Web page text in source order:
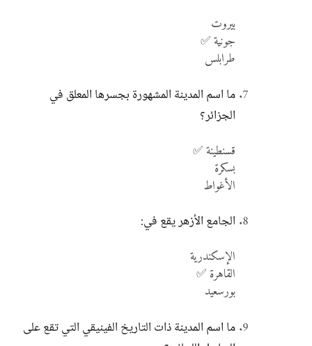
بيروت
جونية ✅
طرابلس
ما اسم المدينة المشهورة بجسرها المعلق في
الجزائر؟
قسنطينة ✅
بسكرة
الأغواط
الجامع الأزهر يقع في:
الإسكندرية
القاهرة ✅
بورسعيد
ما اسم المدينة ذات التاريخ الفينيقي التي تقع على